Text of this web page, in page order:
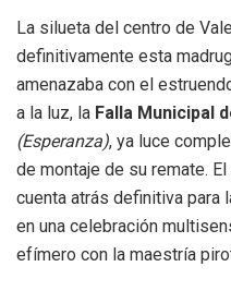
La silueta del centro de
definitivamente esta
amenazaba con el
a la luz, la Falla Municipal
(Esperanza), ya luce
de montaje de su remate.
cuenta atrás definitiva para
en una celebración
efímero con la maestría